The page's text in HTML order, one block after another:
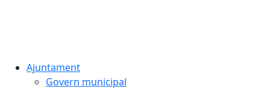
Ajuntament
Govern municipal